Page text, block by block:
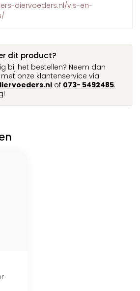
diervoeders.nl/vis-en-
dit product?
bij het bestellen? Neem dan
onze klantenservice via
of 073- 5492485.